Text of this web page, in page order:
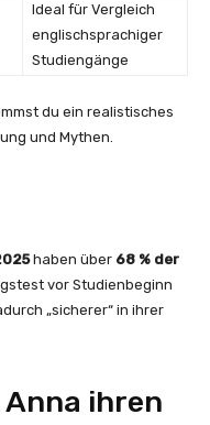
Ideal für Vergleich
englischsprachiger
Studiengänge
du ein realistisches
und Mythen.
haben über 68 % der
vor Studienbeginn
„sicherer“ in ihrer
Anna ihren